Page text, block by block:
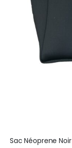
Sac Néoprene Noir